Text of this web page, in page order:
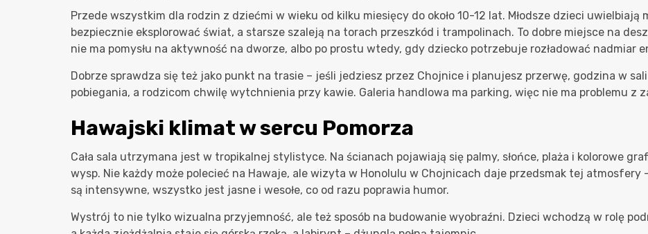
Przede wszystkim dla rodzin z dziećmi w wieku od kilku miesięcy do około 10-12 lat. Młodsze dzieci
bezpiecznie eksplorować świat, a starsze szaleją na torach przeszkód i trampolinach. To dobre miejsce na
nie ma pomysłu na aktywność na dworze, albo po prostu wtedy, gdy dziecko potrzebuje rozładować nadmiar
Dobrze sprawdza się też jako punkt na trasie – jeśli jedziesz przez Chojnice i planujesz przerwę, godzina w
pobiegania, a rodzicom chwilę wytchnienia przy kawie. Galeria handlowa ma parking, więc nie ma problemu z
Hawajski klimat w sercu Pomorza
Cała sala utrzymana jest w tropikalnej stylistyce. Na ścianach pojawiają się palmy, słońce, plaża i kolorowe
wysp. Nie każdy może polecieć na Hawaje, ale wizyta w Honolulu w Chojnicach daje przedsmak tej
są intensywne, wszystko jest jasne i wesołe, co od razu poprawia humor.
Wystrój to nie tylko wizualna przyjemność, ale też sposób na budowanie wyobraźni. Dzieci wchodzą w rolę